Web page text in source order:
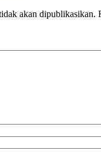
akan dipublikasikan.